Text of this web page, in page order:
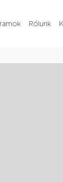
Rólunk